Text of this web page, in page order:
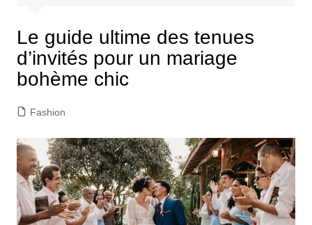
Le guide ultime des tenues
d’invités pour un mariage
bohème chic
Fashion